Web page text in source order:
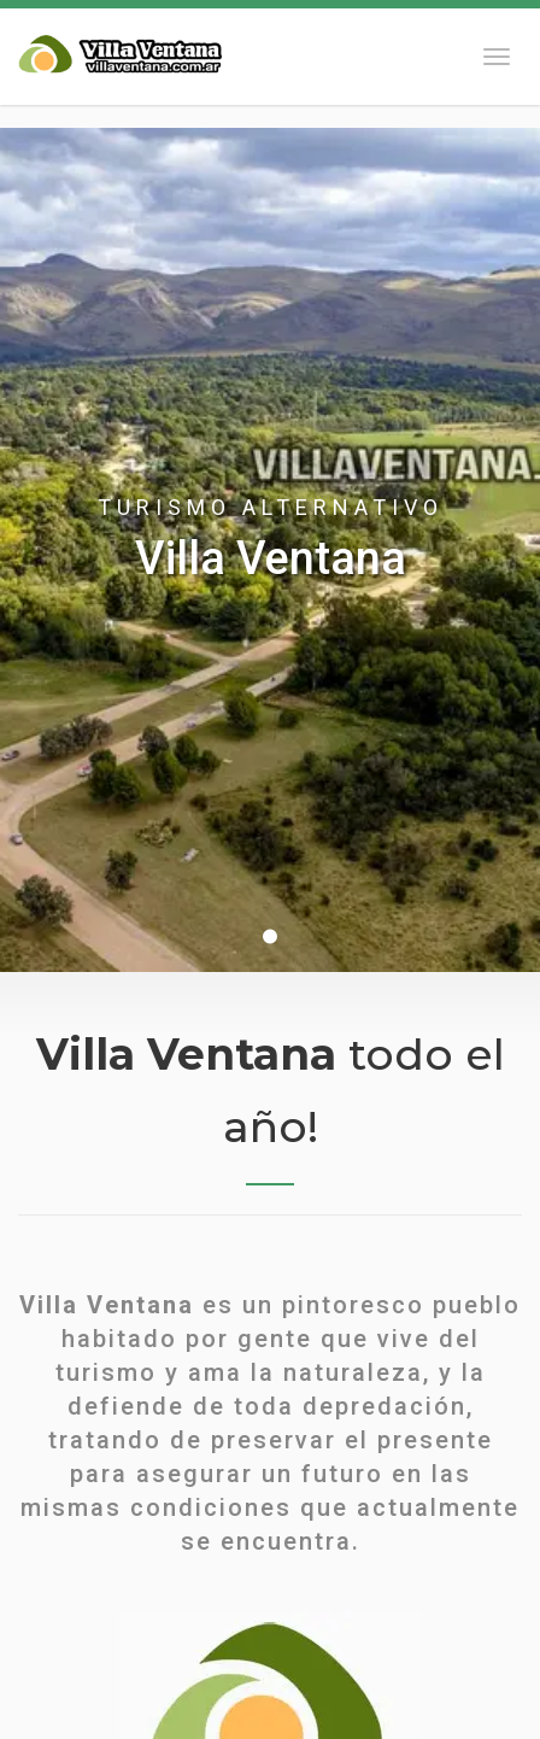
TURISMO ALTERNATIVO
Villa Ventana
Villa Ventana todo el
año!
Villa Ventana es un pintoresco pueblo
habitado por gente que vive del
turismo y ama la naturaleza, y la
defiende de toda depredación,
tratando de preservar el presente
para asegurar un futuro en las
mismas condiciones que actualmente
se encuentra.